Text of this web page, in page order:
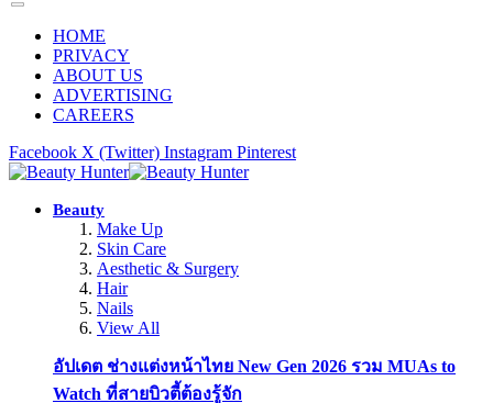
HOME
PRIVACY
ABOUT US
ADVERTISING
CAREERS
Facebook X (Twitter) Instagram Pinterest
Beauty
Make Up
Skin Care
Aesthetic & Surgery
Hair
Nails
View All
อัปเดต ช่างแต่งหน้าไทย New Gen 2026 รวม MUAs to
Watch ที่สายบิวตี้ต้องรู้จัก